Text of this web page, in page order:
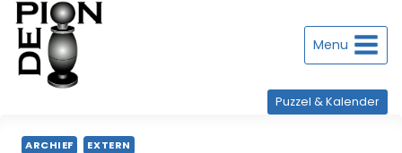
Doorgaan
naar
inhoud Menu
Puzzel & Kalender
ARCHIEF EXTERN